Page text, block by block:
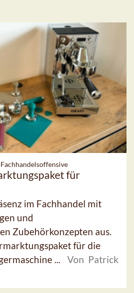
für
im Fachhandel mit
und
Zubehörkonzepten aus.
für die
...
Von Patrick